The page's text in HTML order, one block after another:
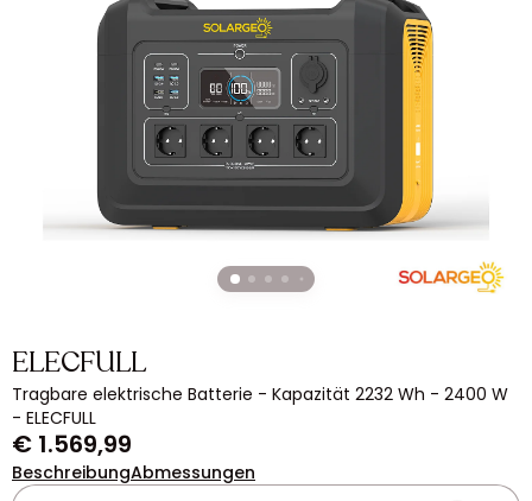
ELECFULL
Tragbare elektrische Batterie - Kapazität 2232 Wh - 2400 W
- ELECFULL
€ 1.569,99
BeschreibungAbmessungen